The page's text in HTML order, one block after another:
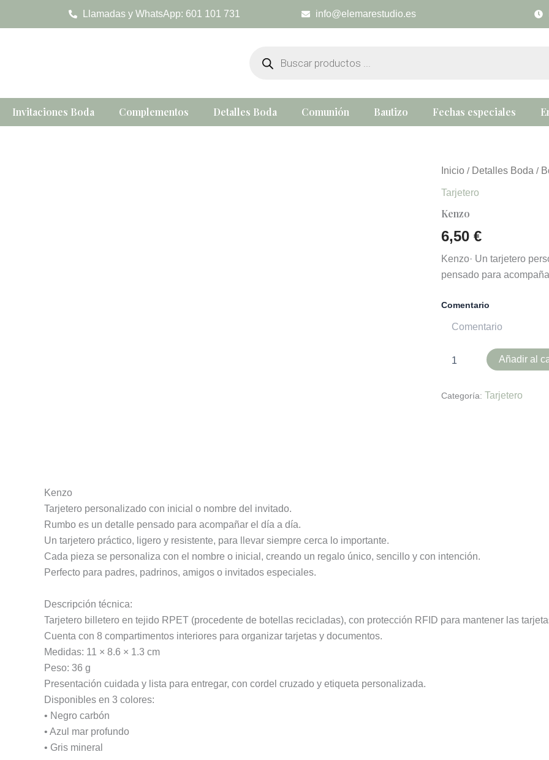
Llamadas y WhatsApp: 601 101 731 info@elemarestudio.es
productos
Invitaciones Boda Complementos Detalles Boda Comunión Bautizo Fechas especiales
Inicio / Detalles Boda /
Tarjetero
Kenzo
6,50 €
Kenzo· Un tarjetero
pensado para
Comentario
Kenzo
Añadir al
Categoría: Tarjetero
Kenzo
Tarjetero personalizado con inicial o nombre del invitado.
Rumbo es un detalle pensado para acompañar el día a día.
Un tarjetero práctico, ligero y resistente, para llevar siempre cerca lo importante.
Cada pieza se personaliza con el nombre o inicial, creando un regalo único, sencillo y con intención.
Perfecto para padres, padrinos, amigos o invitados especiales.
Descripción técnica:
Tarjetero billetero en tejido RPET (procedente de botellas recicladas), con protección RFID para mantener las
Cuenta con 8 compartimentos interiores para organizar tarjetas y documentos.
Medidas: 11 × 8.6 × 1.3 cm
Peso: 36 g
Presentación cuidada y lista para entregar, con cordel cruzado y etiqueta personalizada.
Disponibles en 3 colores:
• Negro carbón
• Azul mar profundo
• Gris mineral